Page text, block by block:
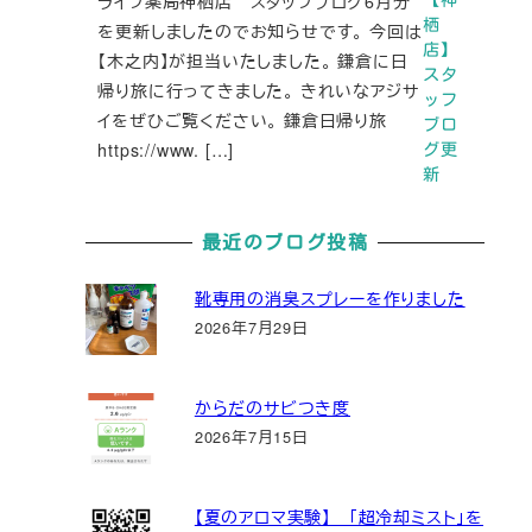
栖
店】
スタ
ッフ
ブロ
グ更
新
を更新しましたのでお知らせです。 今回は
【木之内】が担当いたしました。 鎌倉に日
帰り旅に行ってきました。 きれいなアジサ
イをぜひご覧ください。 鎌倉日帰り旅
https://www. […]
最近のブログ投稿
靴専用の消臭スプレーを作りました
2026年7月29日
からだのサビつき度
2026年7月15日
【夏のアロマ実験】 「超冷却ミスト」を